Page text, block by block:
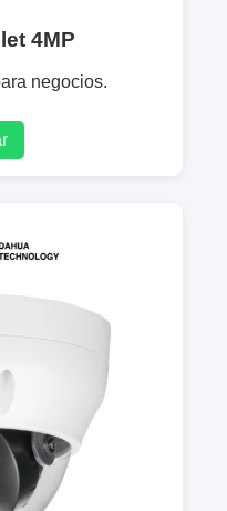
4MP
negocios.